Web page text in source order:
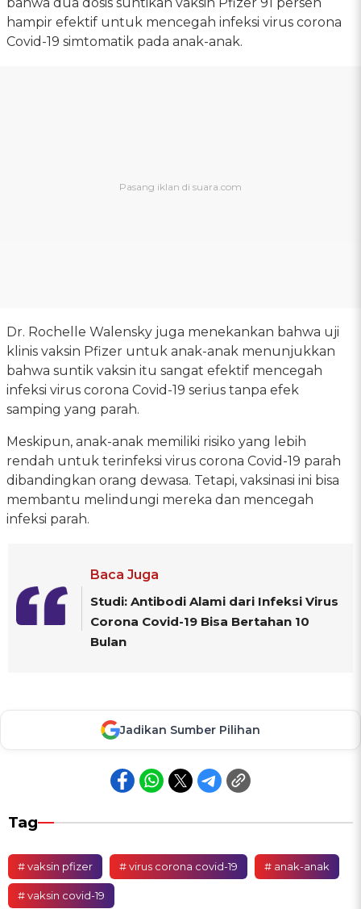
hampir efektif untuk mencegah infeksi virus corona
Covid-19 simtomatik pada anak-anak.
Dr. Rochelle Walensky juga menekankan bahwa uji
klinis vaksin Pfizer untuk anak-anak menunjukkan
bahwa suntik vaksin itu sangat efektif mencegah
infeksi virus corona Covid-19 serius tanpa efek
samping yang parah.
Meskipun, anak-anak memiliki risiko yang lebih
rendah untuk terinfeksi virus corona Covid-19 parah
dibandingkan orang dewasa. Tetapi, vaksinasi ini bisa
membantu melindungi mereka dan mencegah
infeksi parah.
Baca Juga
Studi: Antibodi Alami dari Infeksi Virus
Corona Covid-19 Bisa Bertahan 10
Bulan
Jadikan Sumber Pilihan
Tag
# vaksin pfizer # virus corona covid-19 # anak-anak
# vaksin covid-19